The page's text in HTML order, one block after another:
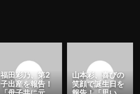
福田彩乃、第2
子出産を報告！
山本彩、喜びの
笑顔で誕生日を